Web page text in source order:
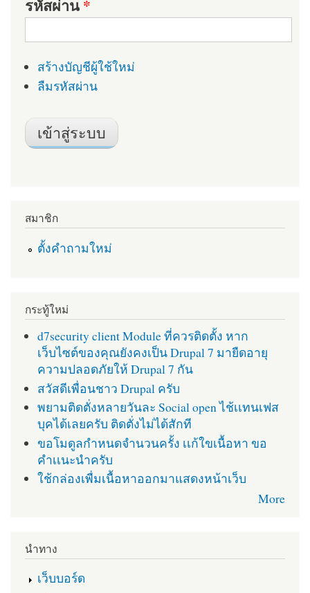
รหัสผ่าน*
สร้างบัญชีผู้ใช้ใหม่
ลืมรหัสผ่าน
สมาชิก
ตั้งคำถามใหม่
กระทู้ใหม่
d7security client Module ที่ควรติดตั้ง หาก
เว็บไซต์ของคุณยังคงเป็น Drupal 7 มายืดอายุ
ความปลอดภัยให้ Drupal 7 กัน
สวัสดีเพื่อนชาว Drupal ครับ
พยามติดตั่งหลายวันละ Social open ไช้เเทนเฟส
บุคได้เลยครับ ติดตั่งไม่ได้สักที
ขอโมดูลกำหนดจำนวนครั้ง เเก้ใขเนื้อหา ขอ
คำเเนะนำครับ
ใช้กล่องเพื่มเนื้อหาออกมาแสดงหน้าเว็บ
More
นำทาง
เว็บบอร์ด